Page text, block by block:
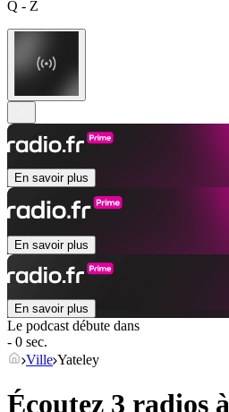
Q - Z
En savoir plus
En savoir plus
En savoir plus
Le podcast débute dans
- 0 sec.
Ville Yateley
Écoutez 3 radios à